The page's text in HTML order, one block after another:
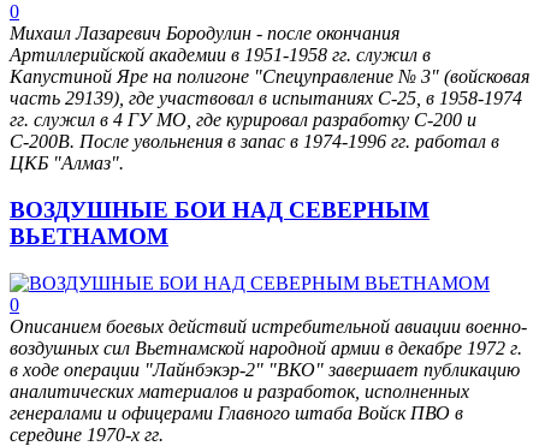
0
Михаил Лазаревич Бородулин - после окончания
Артиллерийской академии в 1951-1958 гг. служил в
Капустиной Яре на полигоне "Спецуправление № 3" (войсковая
часть 29139), где участвовал в испытаниях С-25, в 1958-1974
гг. служил в 4 ГУ МО, где курировал разработку С-200 и
С-200В. После увольнения в запас в 1974-1996 гг. работал в
ЦКБ "Алмаз".
ВОЗДУШНЫЕ БОИ НАД СЕВЕРНЫМ
ВЬЕТНАМОМ
0
Описанием боевых действий истребительной авиации военно-
воздушных сил Вьетнамской народной армии в декабре 1972 г.
в ходе операции "Лайнбэкэр-2" "ВКО" завершает публикацию
аналитических материалов и разработок, исполненных
генералами и офицерами Главного штаба Войск ПВО в
середине 1970-х гг.